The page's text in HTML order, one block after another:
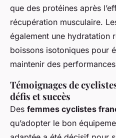
que des protéines après
récupération musculaire.
également une hydratation
boissons isotoniques pour
maintenir des
Témoignages de
défis et succès
Des femmes cyclistes
qu’adopter le bon